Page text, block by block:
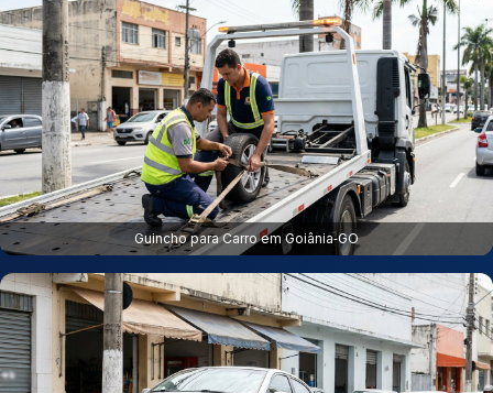
Guincho para Carro em Goiânia‑GO